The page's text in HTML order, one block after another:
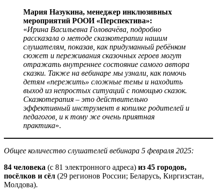
Мария Назукина, менеджер инклюзивных
мероприятий РООИ «Перспектива»:
«Ирина Васильевна Головачёва, подробно
рассказала о методе сказкотерапии нашим
слушателям, показав, как придуманный ребёнком
сюжет и переживания сказочных героев могут
отражать внутреннее состояние самого автора
сказки. Также на вебинаре мы узнали, как помочь
детям «пережить» сложные темы и находить
выход из непростых ситуаций с помощью сказок.
Сказкотерапия – это действительно
эффективный инструмент в копилке родителей и
педагогов, и к тому же очень приятная
практика».
Общее количество слушателей вебинара 5 февраля 2025:
84 человека (с 81 электронного адреса) из 45 городов,
посёлков и сёл (29 регионов России; Беларусь, Киргизстан,
Молдова).